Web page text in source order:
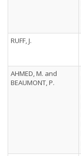
RUFF, J.
AHMED, M. and
BEAUMONT, P.